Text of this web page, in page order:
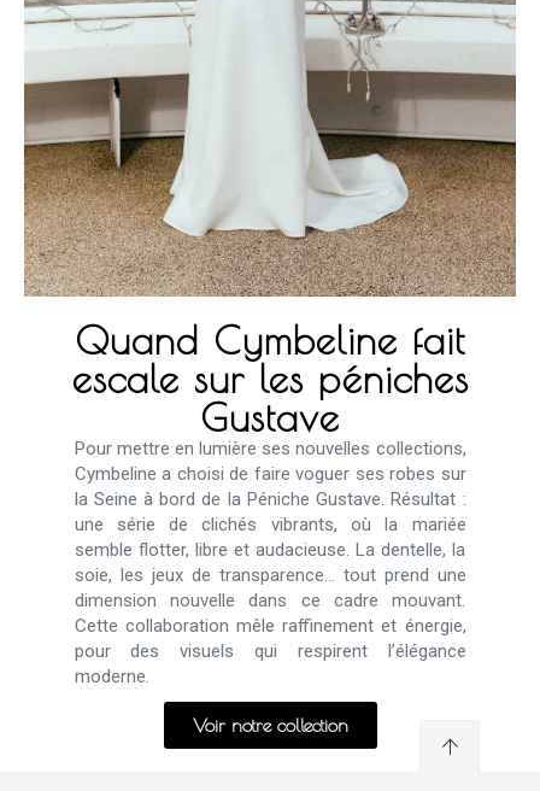
Quand Cymbeline fait
escale sur les péniches
Gustave
Pour mettre en lumière ses nouvelles collections,
Cymbeline a choisi de faire voguer ses robes sur
la Seine à bord de la Péniche Gustave. Résultat :
une série de clichés vibrants, où la mariée
semble flotter, libre et audacieuse. La dentelle, la
soie, les jeux de transparence… tout prend une
dimension nouvelle dans ce cadre mouvant.
Cette collaboration mêle raffinement et énergie,
pour des visuels qui respirent l’élégance
moderne.
Voir notre collection